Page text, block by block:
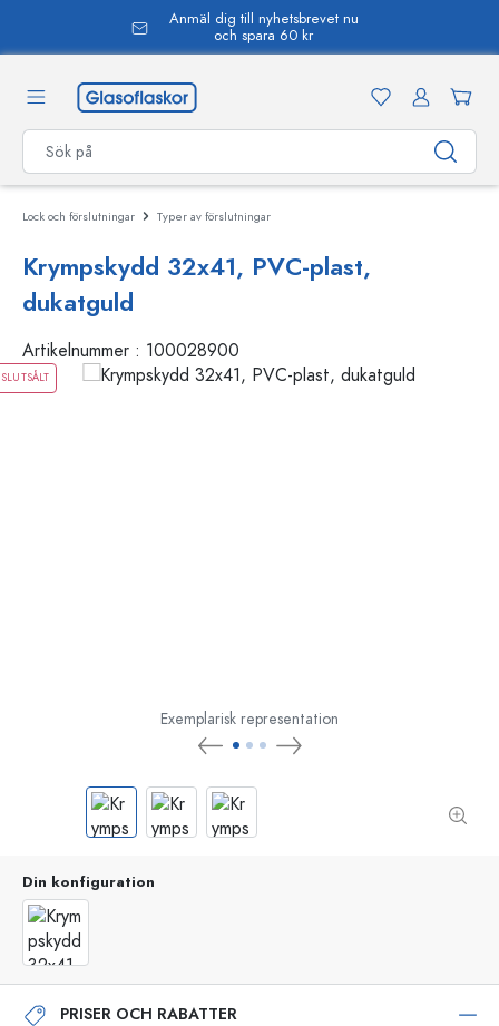
Anmäl dig till nyhetsbrevet nu
och spara 60 kr
Lock och förslutningar Typer av förslutningar
Krympskydd 32x41, PVC-plast,
dukatguld
Artikelnummer : 100028900
SLUTSÅLT
Exemplarisk representation
Din konfiguration
PRISER OCH RABATTER